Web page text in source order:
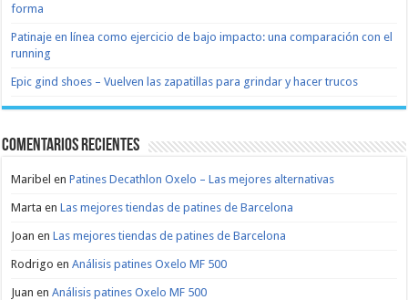
forma
Patinaje en línea como ejercicio de bajo impacto: una comparación con el
running
Epic gind shoes – Vuelven las zapatillas para grindar y hacer trucos
Comentarios recientes
Maribel enPatines Decathlon Oxelo – Las mejores alternativas
Marta enLas mejores tiendas de patines de Barcelona
Joan enLas mejores tiendas de patines de Barcelona
Rodrigo enAnálisis patines Oxelo MF 500
Juan enAnálisis patines Oxelo MF 500